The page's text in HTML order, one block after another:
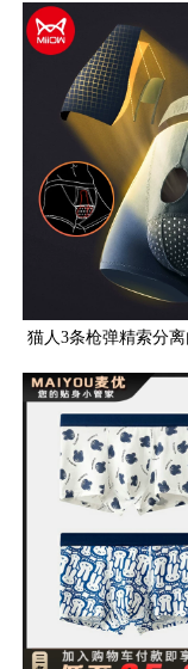
猫人3条枪弹精索分
四角内裤衩